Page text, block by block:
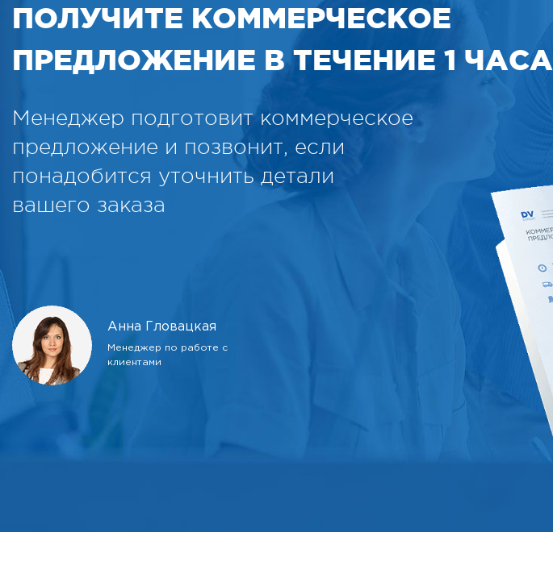
ПОЛУЧИТЕ КОММЕРЧЕСКОЕ
ПРЕДЛОЖЕНИЕ В ТЕЧЕНИЕ 1 ЧАСА
Менеджер подготовит коммерческое
предложение и позвонит, если
понадобится уточнить детали
вашего заказа
Анна Гловацкая
Менеджер по работе с
клиентами